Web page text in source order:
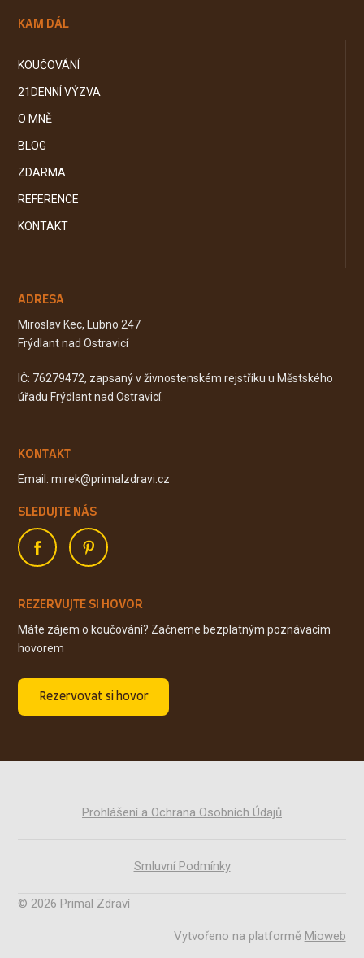
KAM DÁL
KOUČOVÁNÍ
21DENNÍ VÝZVA
O MNĚ
BLOG
ZDARMA
REFERENCE
KONTAKT
ADRESA
Miroslav Kec, Lubno 247
Frýdlant nad Ostravicí
IČ: 76279472, zapsaný v živnostenském rejstříku u Městského
úřadu Frýdlant nad Ostravicí.
KONTAKT
Email: mirek@primalzdravi.cz
SLEDUJTE NÁS
REZERVUJTE SI HOVOR
Máte zájem o koučování? Začneme bezplatným poznávacím
hovorem
Rezervovat si hovor
Prohlášení a Ochrana Osobních Údajů
Smluvní Podmínky
© 2026 Primal Zdraví
Vytvořeno na platformě Mioweb